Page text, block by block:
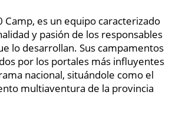
Camp, es un equipo caracterizado
y pasión de los responsables
lo desarrollan. Sus campamentos
por los portales más influyentes
nacional, situándole como el
multiaventura de la provincia